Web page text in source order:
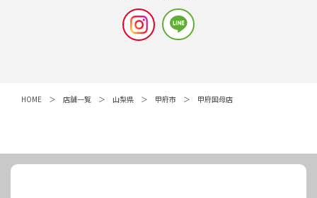
HOME 店舗一覧 山梨県 甲府市 甲府国母店